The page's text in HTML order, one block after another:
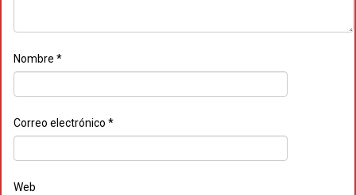
Nombre *
Correo electrónico *
Web